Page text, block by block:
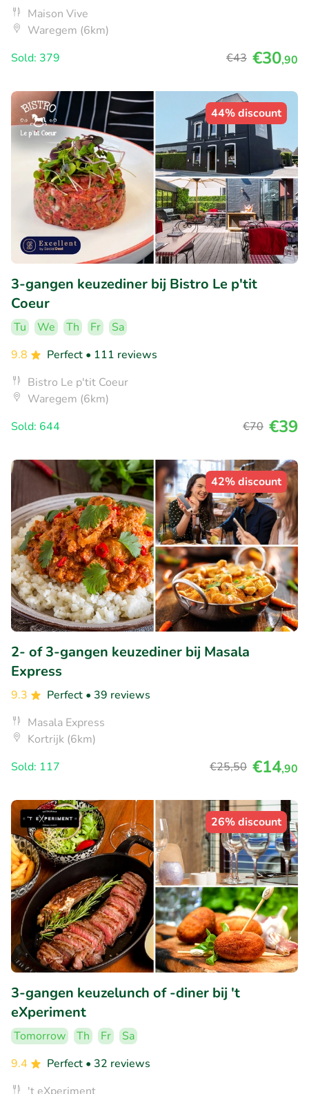
Maison Vive
Waregem (6km)
Sold: 379
€43 €30,90
44% discount
3-gangen keuzediner bij Bistro Le p'tit
Coeur
Tu We Th Fr
Sa
9.8
Perfect • 111 reviews
Bistro Le p'tit Coeur
Waregem (6km)
Sold: 644
€70 €39
42% discount
2- of 3-gangen keuzediner bij Masala
Express
9.3 Perfect • 39 reviews
Masala Express
Kortrijk (6km)
Sold: 117
€25,50 €14,90
26% discount
3-gangen keuzelunch of -diner bij 't
eXperiment
Tomorrow Th Fr
Sa
9.4
Perfect • 32 reviews